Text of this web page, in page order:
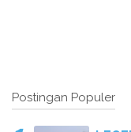
Postingan Populer